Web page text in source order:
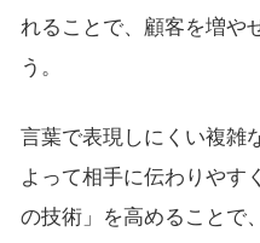
れることで、顧客を増や
う。
言葉で表現しにくい複雑
よって相手に伝わりやす
の技術」を高めることで